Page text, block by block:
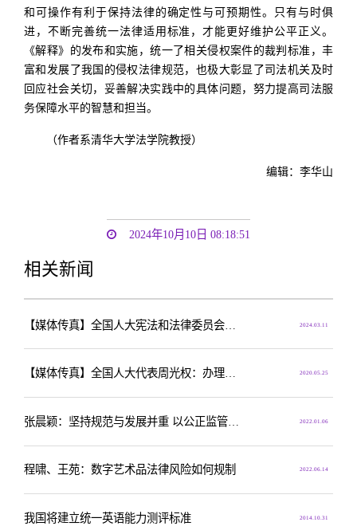
和可操作有利于保持法律的确定性与可预期性。只有与时俱
进，不断完善统一法律适用标准，才能更好维护公平正义。
《解释》的发布和实施，统一了相关侵权案件的裁判标准，丰
富和发展了我国的侵权法律规范，也极大彰显了司法机关及时
回应社会关切，妥善解决实践中的具体问题，努力提高司法服
务保障水平的智慧和担当。
（作者系清华大学法学院教授）
编辑：李华山
2024年10月10日 08:18:51
相关新闻
2024.03.11
2020.05.25
2022.01.06
2022.06.14
程啸、王苑：数字艺术品法律风险如何规制
2014.10.31
我国将建立统一英语能力测评标准